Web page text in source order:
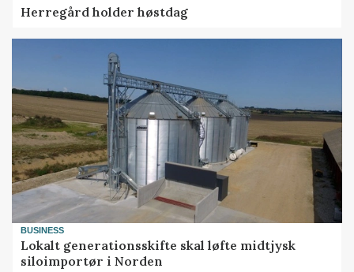
Herregård holder høstdag
BUSINESS
Lokalt generationsskifte skal løfte midtjysk
siloimportør i Norden